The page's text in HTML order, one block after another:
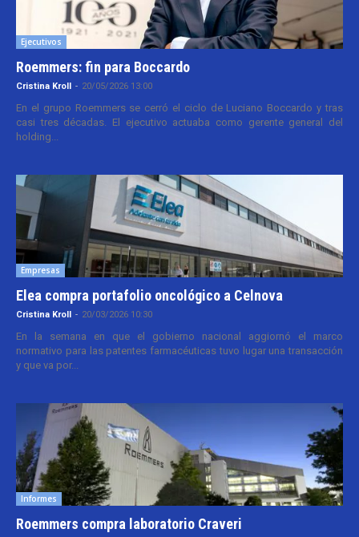
Ejecutivos
Roemmers: fin para Boccardo
Cristina Kroll - 20/05/2026 13:00
En el grupo Roemmers se cerró el ciclo de Luciano Boccardo y tras
casi tres décadas. El ejecutivo actuaba como gerente general del
holding...
Empresas
Elea compra portafolio oncológico a Celnova
Cristina Kroll - 20/03/2026 10:30
En la semana en que el gobierno nacional aggiornó el marco
normativo para las patentes farmacéuticas tuvo lugar una transacción
y que va por...
Informes
Roemmers compra laboratorio Craveri